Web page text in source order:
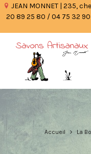
JEAN MONNET | 235,
20 89 25 80 / 04 75 32
Accueil La